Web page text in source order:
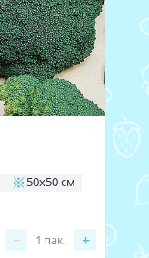
50х50 см
− +
1 пак.